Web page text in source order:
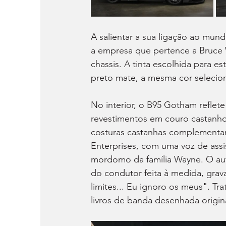
A salientar a sua ligação ao
a empresa que pertence a
chassis. A tinta escolhida para
preto mate, a mesma cor
No interior, o B95 Gotham
revestimentos em couro
costuras castanhas
Enterprises, com uma voz de
mordomo da família Wayne. O
do condutor feita à medida,
limites... Eu ignoro os meus".
livros de banda desenhada